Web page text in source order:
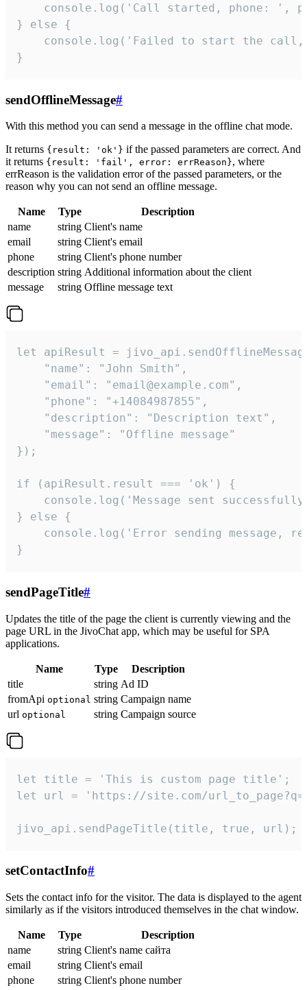
console.log('Call started, phone: ',
} else {
console.log('Failed to start the
}
sendOfflineMessage#
With this method you can send a message in the offline chat mode.
It returns {result: 'ok'} if the passed parameters are correct. And
it returns {result: 'fail', error: errReason}, where
errReason is the validation error of the passed parameters, or the
reason why you can not send an offline message.
Name Type
Description
name
string Client's name
email
string Client's email
phone
string Client's phone number
description string Additional information about the client
message
string Offline message text
let apiResult =
    "name": "John Smith",
    "email": "email@example.com",
    "phone": "+14084987855",
    "description": "Description text",
    "message": "Offline message"
});
if (apiResult.result === 'ok') {
console.log('Message sent
} else {
console.log('Error sending message,
}
sendPageTitle#
Updates the title of the page the client is currently viewing and the
page URL in the JivoChat app, which may be useful for SPA
applications.
Name Type
Description
title
string Ad ID
fromApi optional string Campaign name
url optional string Campaign source
let title = 'This is custom page title';
let url = 'https://site.com/
jivo_api.sendPageTitle(title, true, url);
setContactInfo#
Sets the contact info for the visitor. The data is displayed to the agent
similarly as if the visitors introduced themselves in the chat window.
Name Type
Description
name
string Client's name сайта
email
string Client's email
phone
string Client's phone number